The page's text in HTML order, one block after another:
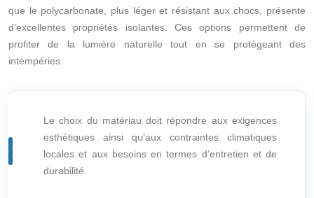
que le polycarbonate, plus léger et résistant aux chocs, présente
d’excellentes propriétés isolantes. Ces options permettent de
profiter de la lumière naturelle tout en se protégeant des
intempéries.
Le choix du matériau doit répondre aux exigences
esthétiques ainsi qu’aux contraintes climatiques
locales et aux besoins en termes d’entretien et de
durabilité.